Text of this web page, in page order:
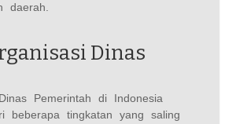
daerah.
Dinas
Pemerintah di Indonesia
beberapa tingkatan yang saling